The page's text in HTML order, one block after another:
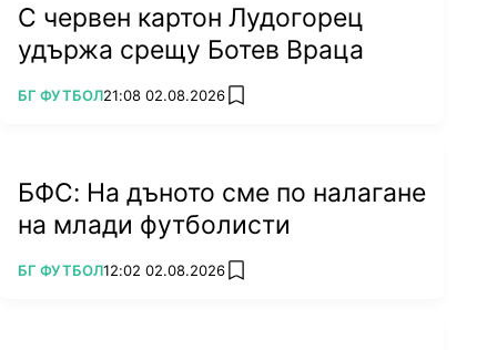
С червен картон Лудогорец
удържа срещу Ботев Враца
ПОВЕЧЕ ОТ
БГ ФУТБОЛ21:08 02.08.2026 add favorites
БФС: На дъното сме по налагане
на млади футболисти
ПОВЕЧЕ ОТ
БГ ФУТБОЛ12:02 02.08.2026 add favorites